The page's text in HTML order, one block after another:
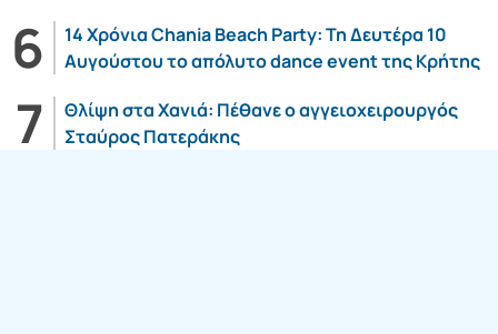
14 Χρόνια Chania Beach Party: Τη Δευτέρα 10
Αυγούστου το απόλυτο dance event της Κρήτης
Θλίψη στα Χανιά: Πέθανε ο αγγειοχειρουργός
Σταύρος Πατεράκης